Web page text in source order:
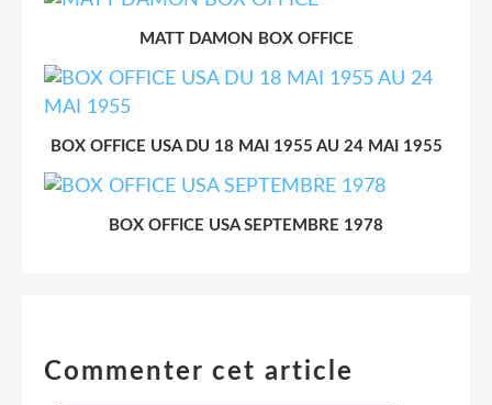
MATT DAMON BOX OFFICE
BOX OFFICE USA DU 18 MAI 1955 AU 24 MAI 1955
BOX OFFICE USA SEPTEMBRE 1978
Commenter cet article